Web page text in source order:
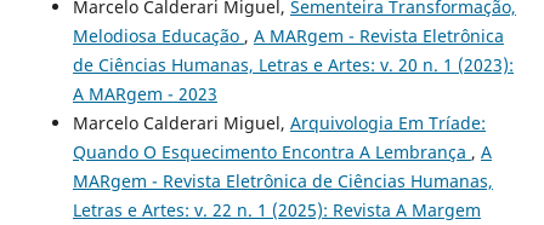
Marcelo Calderari Miguel, Sementeira Transformação,
Melodiosa Educação , A MARgem - Revista Eletrônica
de Ciências Humanas, Letras e Artes: v. 20 n. 1 (2023):
A MARgem - 2023
Marcelo Calderari Miguel, Arquivologia Em Tríade:
Quando O Esquecimento Encontra A Lembrança , A
MARgem - Revista Eletrônica de Ciências Humanas,
Letras e Artes: v. 22 n. 1 (2025): Revista A Margem